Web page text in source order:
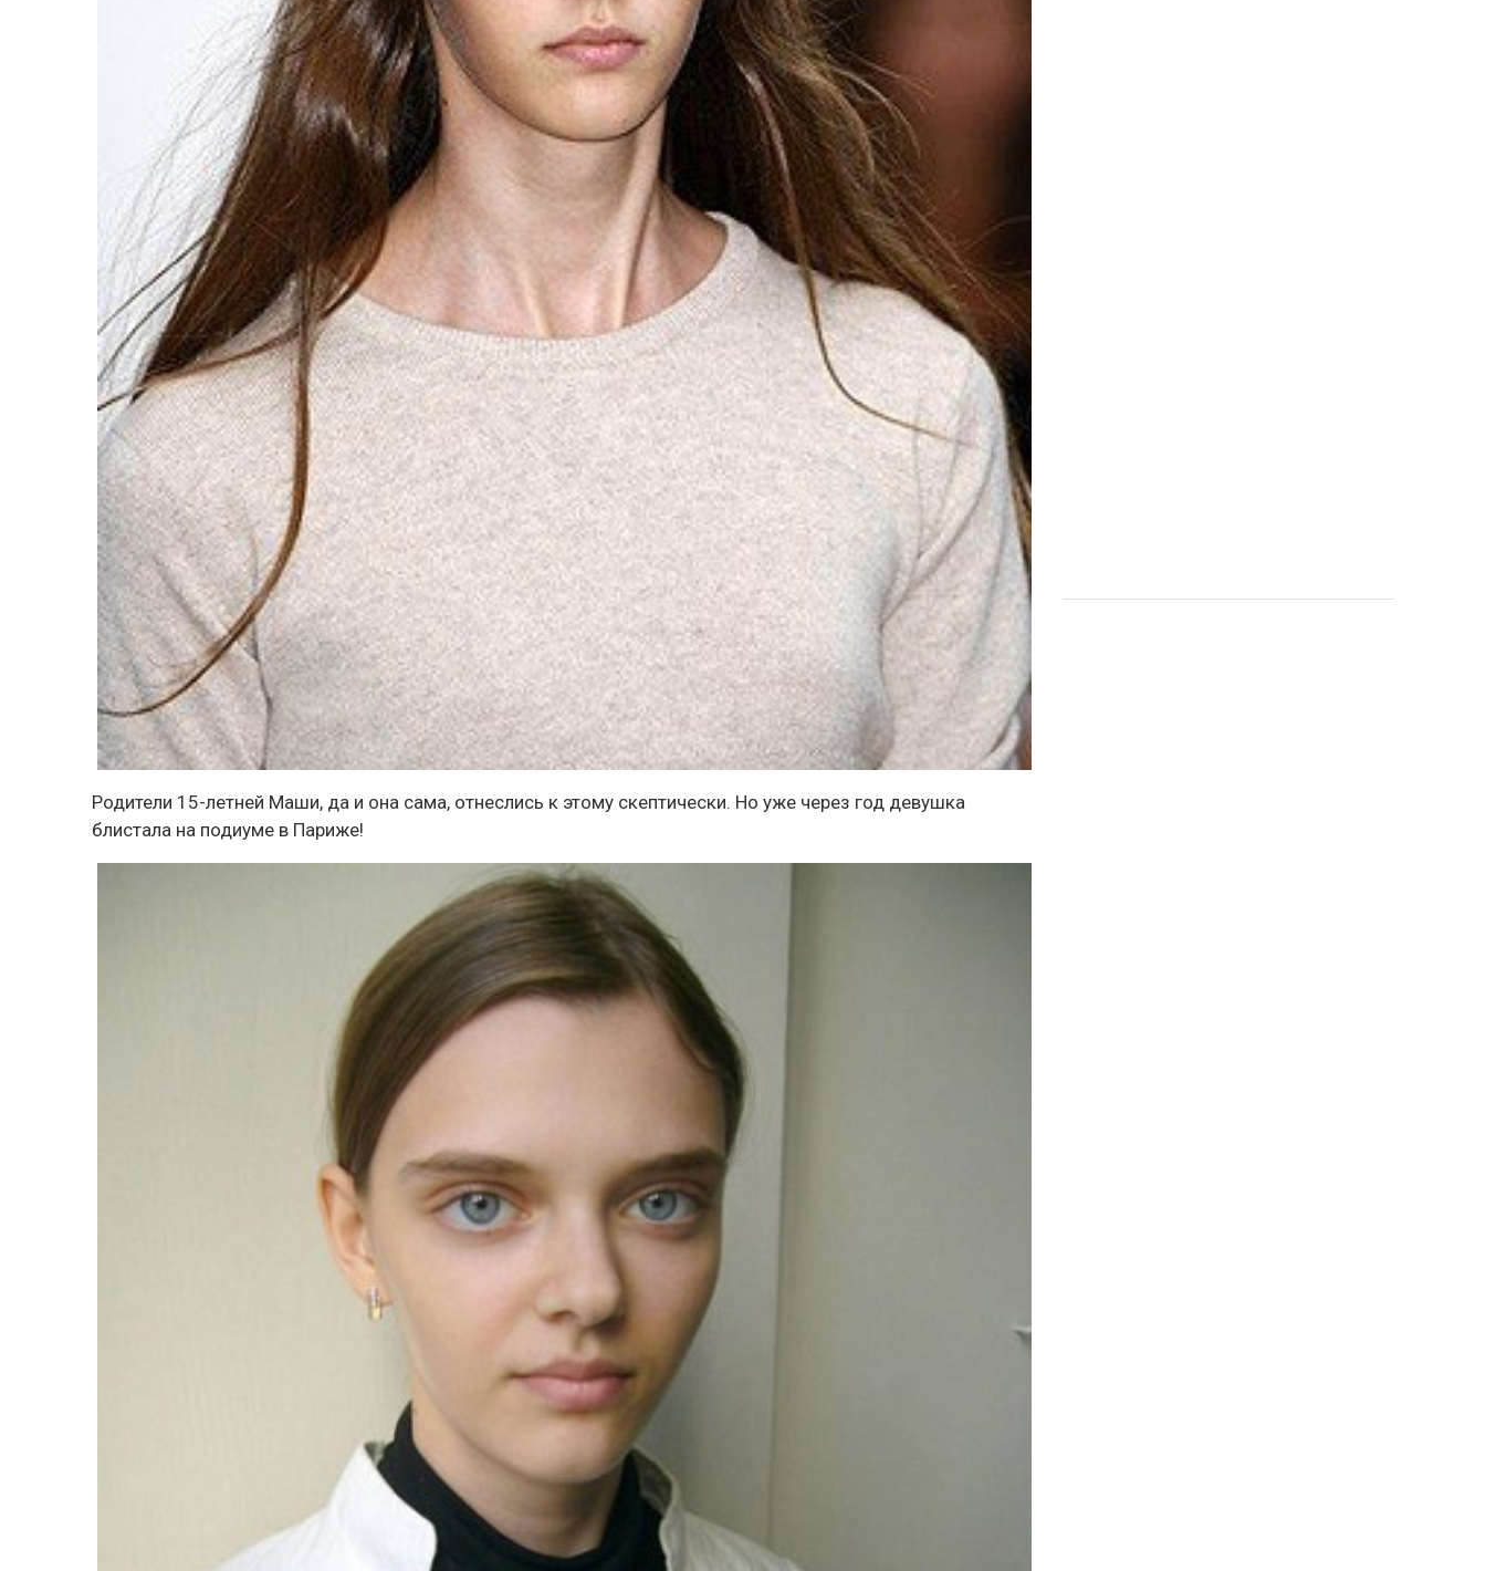
Родители 15-летней Маши, да и она сама, отнеслись к этому скептически. Но уже через год девушка
блистала на подиуме в Париже!